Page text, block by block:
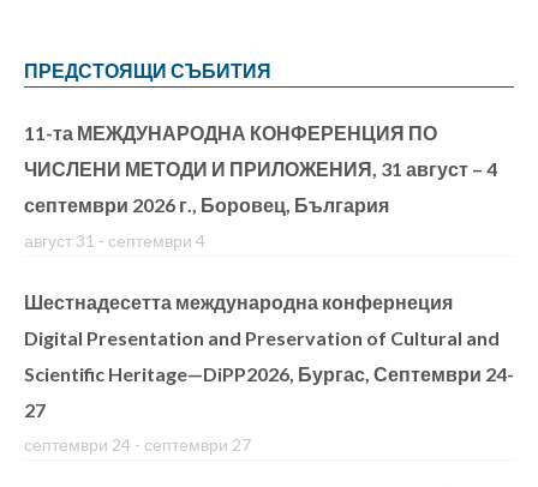
ПРЕДСТОЯЩИ СЪБИТИЯ
11-та МЕЖДУНАРОДНА КОНФЕРЕНЦИЯ ПО
ЧИСЛЕНИ МЕТОДИ И ПРИЛОЖЕНИЯ, 31 август – 4
септември 2026 г., Боровец, България
август 31 - септември 4
Шестнадесетта международна конфернеция
Digital Presentation and Preservation of Cultural and
Scientific Heritage—DiPP2026, Бургас, Септември 24-
27
септември 24 - септември 27